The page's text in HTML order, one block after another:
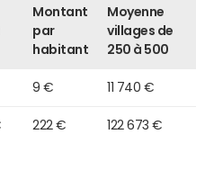
Montant
par
habitant
Moyenne
villages de
250 à 500
9 € 11 740 €
222 € 122 673 €